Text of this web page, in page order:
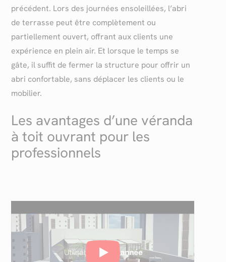
précédent. Lors des journées ensoleillées, l’abri
de terrasse peut être complètement ou
partiellement ouvert, offrant aux clients une
expérience en plein air. Et lorsque le temps se
gâte, il suffit de fermer la structure pour offrir un
abri confortable, sans déplacer les clients ou le
mobilier.
Les avantages d’une véranda
à toit ouvrant pour les
professionnels